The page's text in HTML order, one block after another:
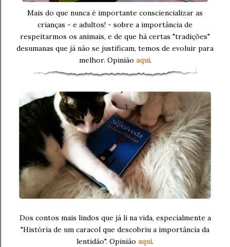
Mais do que nunca é importante consciencializar as
crianças - e adultos! - sobre a importância de
respeitarmos os animais, e de que há certas "tradições"
desumanas que já não se justificam, temos de evoluir para
melhor. Opinião aqui.
Dos contos mais lindos que já li na vida, especialmente a
"História de um caracol que descobriu a importância da
lentidão". Opinião aqui.